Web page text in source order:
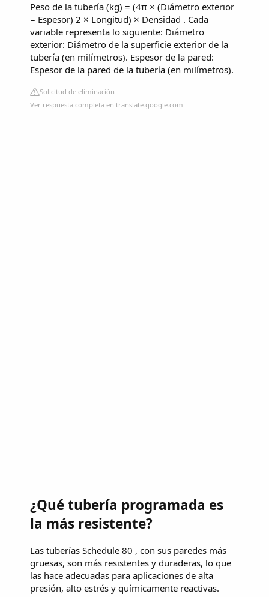
Peso de la tubería (kg) = (4π × (Diámetro exterior
− Espesor) 2 × Longitud) × Densidad . Cada
variable representa lo siguiente: Diámetro
exterior: Diámetro de la superficie exterior de la
tubería (en milímetros). Espesor de la pared:
Espesor de la pared de la tubería (en milímetros).
Solicitud de eliminación
Ver respuesta completa en translate.google.com
¿Qué tubería programada es
la más resistente?
Las tuberías Schedule 80 , con sus paredes más
gruesas, son más resistentes y duraderas, lo que
las hace adecuadas para aplicaciones de alta
presión, alto estrés y químicamente reactivas.